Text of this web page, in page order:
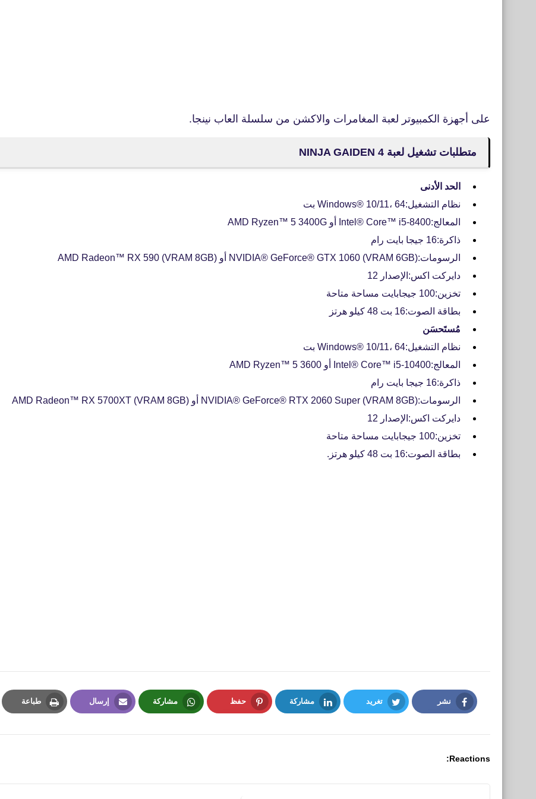
على أجهزة الكمبيوتر لعبة المغامرات والاكشن من سلسلة العاب نينجا.
متطلبات تشغيل لعبة NINJA GAIDEN 4
الحد الأدنى
نظام التشغيل:Windows® 10/11، 64 بت
المعالج:Intel® Core™ i5-8400 أو AMD Ryzen™ 5 3400G
ذاكرة:16 جيجا بايت رام
الرسومات:NVIDIA® GeForce® GTX 1060 (VRAM 6GB) أو AMD Radeon™ RX 590 (VRAM 8GB)
دايركت اكس:الإصدار 12
تخزين:100 جيجابايت مساحة متاحة
بطاقة الصوت:16 بت 48 كيلو هرتز
مُستَحسَن
نظام التشغيل:Windows® 10/11، 64 بت
المعالج:Intel® Core™ i5-10400 أو AMD Ryzen™ 5 3600
ذاكرة:16 جيجا بايت رام
الرسومات:NVIDIA® GeForce® RTX 2060 Super (VRAM 8GB) أو AMD Radeon™ RX 5700XT (VRAM 8GB)
دايركت اكس:الإصدار 12
تخزين:100 جيجابايت مساحة متاحة
بطاقة الصوت:16 بت 48 كيلو هرتز.
نشر تغريد مشاركة حفظ مشاركة إرسال طباعة
Reactions: